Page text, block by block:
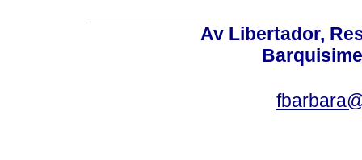
Av Libertador,